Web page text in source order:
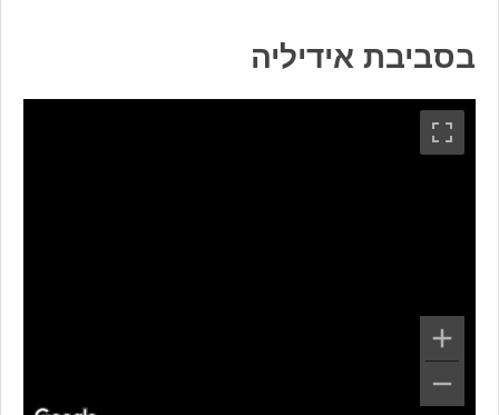
בסביבת אידיליה